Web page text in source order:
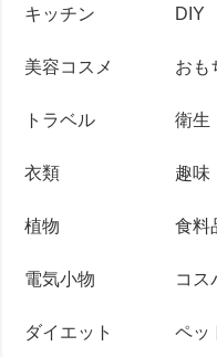
キッチン DIY
美容コスメ おも
トラベル 衛生
衣類 趣味
植物 食料
電気小物 コス
ダイエット ペッ